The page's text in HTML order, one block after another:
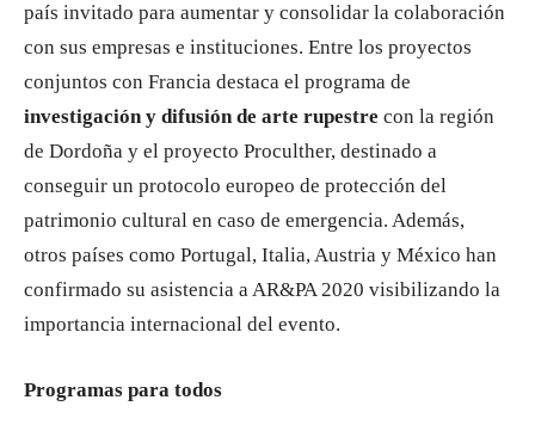
país invitado para aumentar y consolidar la colaboración
con sus empresas e instituciones. Entre los proyectos
conjuntos con Francia destaca el programa de
investigación y difusión de arte rupestre con la región
de Dordoña y el proyecto Proculther, destinado a
conseguir un protocolo europeo de protección del
patrimonio cultural en caso de emergencia. Además,
otros países como Portugal, Italia, Austria y México han
confirmado su asistencia a AR&PA 2020 visibilizando la
importancia internacional del evento.
Programas para todos